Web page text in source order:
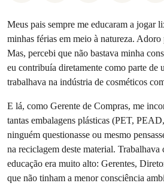
Meus pais sempre me educaram a jogar
minhas férias em meio à natureza.
Mas, percebi que não bastava minha
eu contribuía diretamente como parte de
trabalhava na indústria de cosméticos
E lá, como Gerente de Compras, me
tantas embalagens plásticas (PET,
ninguém questionasse ou mesmo
na reciclagem deste material.
educação era muito alto: Gerentes,
que não tinham a menor consciência